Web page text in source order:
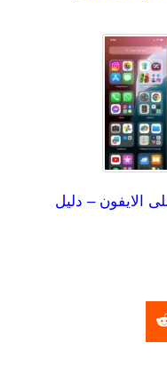
الايفون – دليل